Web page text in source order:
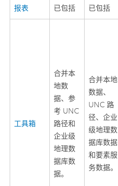
报表 已包括 已包括
工具箱
合并本
地数
据、参
考 UNC
路径和
企业级
地理数
据库数
据。
合并本地
数据、
UNC 路
径、企业
级地理数
据库数据
和要素服
务数据。